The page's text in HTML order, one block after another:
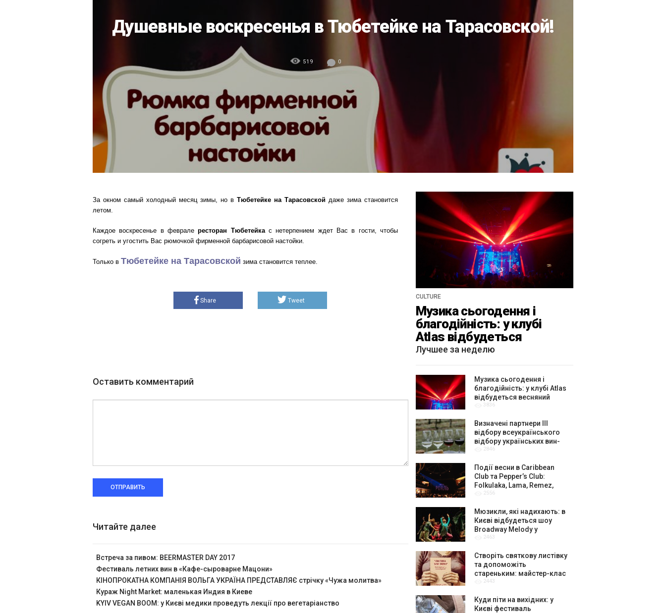
Душевные воскресенья в Тюбетейке на Тарасовской!
519 0
За окном самый холодный месяц зимы, но в Тюбетейке на Тарасовской даже зима становится
летом.
Каждое воскресенье в феврале ресторан Тюбетейкас нетерпением ждет Вас в гости, чтобы
согреть и угостить Вас рюмочкой фирменной барбарисовой настойки.
Только в Тюбетейке на Тарасовской зима становится теплее.
Share Tweet
Оставить комментарий
ОТПРАВИТЬ
Читайте далее
Встреча за пивом: BEERMASTER DAY 2017
Фестиваль летних вин в «Кафе-сыроварне Мацони»
КІНОПРОКАТНА КОМПАНІЯ ВОЛЬГА УКРАЇНА ПРЕДСТАВЛЯЄ стрічку «Чужа молитва»
Кураж Night Market: маленькая Индия в Киеве
KYIV VEGAN BOOM: у Києві медики проведуть лекції про вегетаріанство
CULTURE
Музика сьогодення і
благодійність: у клубі
Atlas відбудеться
весняний «ГОМІН»
Лучшее за неделю
Музика сьогодення і
благодійність: у клубі Atlas
відбудеться весняний
«ГОМІН»
3836
Визначені партнери ІІІ
відбору всеукраїнського
відбору українських вин-
амбасадорів
2846
Події весни в Caribbean
Club та Pepper’s Club:
Folkulaka, Lama, Remez,
вар’єте «Рояль» і триб’ют-
2556
Мюзикли, які надихають: в
Києві відбудеться шоу
Broadway Melody у
виконанні юних артистів
2463
Створіть святкову листівку
та допоможіть
стареньким: майстер-клас
від БФ «Юлині Бабусі» на
2443
Куди піти на вихідних: у
Києві фестиваль